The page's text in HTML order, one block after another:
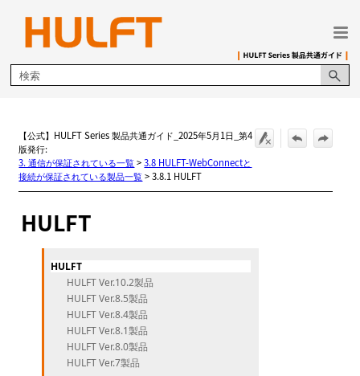
メイン コンテンツにスキップ
【公式】HULFT Series 製品共通ガイド_2025年5月1日_第4
版発行:
3. 通信が保証されている一覧>3.8 HULFT-WebConnectと
接続が保証されている製品一覧>3.8.1 HULFT
HULFT
HULFT
HULFT Ver.10.2製品
HULFT Ver.8.5製品
HULFT Ver.8.4製品
HULFT Ver.8.1製品
HULFT Ver.8.0製品
HULFT Ver.7製品